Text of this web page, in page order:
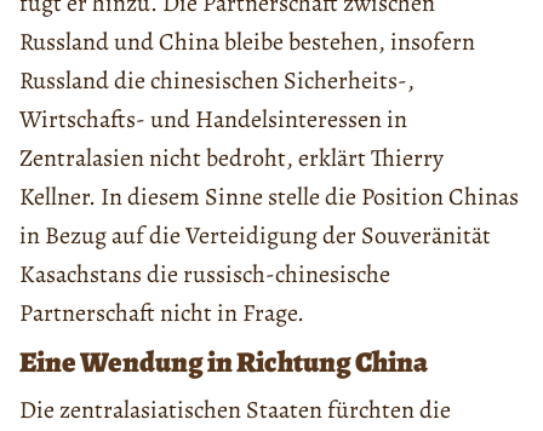
Russland und China bleibe bestehen, insofern
Russland die chinesischen Sicherheits-,
Wirtschafts- und Handelsinteressen in
Zentralasien nicht bedroht, erklärt Thierry
Kellner. In diesem Sinne stelle die Position Chinas
in Bezug auf die Verteidigung der Souveränität
Kasachstans die russisch-chinesische
Partnerschaft nicht in Frage.
Eine Wendung in Richtung China
Die zentralasiatischen Staaten fürchten die